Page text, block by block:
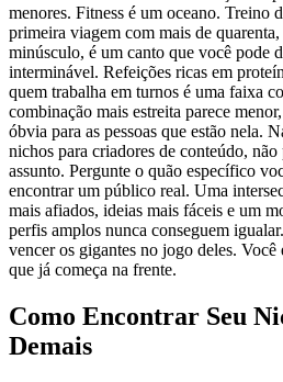
menores. Fitness é um oceano. Treino
primeira viagem com mais de
minúsculo, é um canto que você pode
interminável. Refeições ricas em
quem trabalha em turnos é uma faixa
combinação mais estreita parece
óbvia para as pessoas que estão nela.
nichos para criadores de conteúdo,
assunto. Pergunte o quão específico
encontrar um público real. Uma
mais afiados, ideias mais fáceis e um
perfis amplos nunca conseguem
vencer os gigantes no jogo deles.
que já começa na frente.
Como Encontrar Seu
Demais